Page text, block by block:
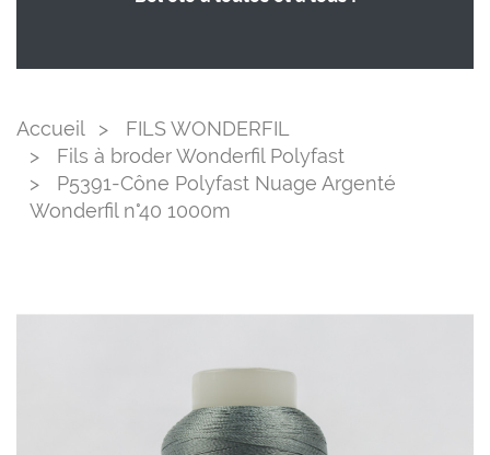
Accueil
FILS WONDERFIL
Fils à broder Wonderfil Polyfast
P5391-Cône Polyfast Nuage Argenté
Wonderfil n°40 1000m